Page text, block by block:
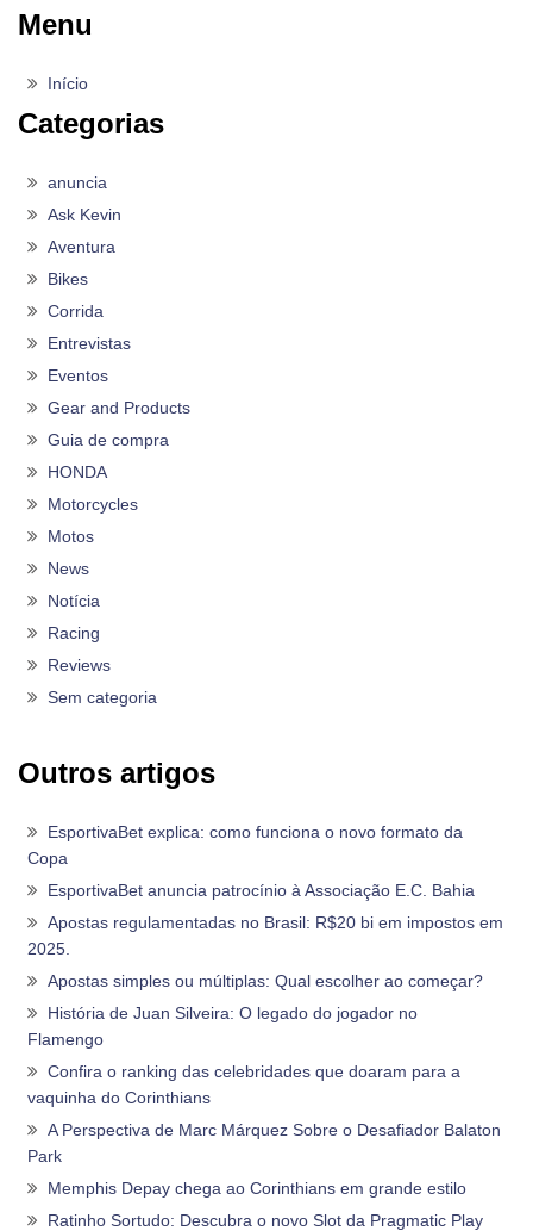
Menu
Início
Categorias
anuncia
Ask Kevin
Aventura
Bikes
Corrida
Entrevistas
Eventos
Gear and Products
Guia de compra
HONDA
Motorcycles
Motos
News
Notícia
Racing
Reviews
Sem categoria
Outros artigos
EsportivaBet explica: como funciona o novo formato da
Copa
EsportivaBet anuncia patrocínio à Associação E.C. Bahia
Apostas regulamentadas no Brasil: R$20 bi em impostos em
2025.
Apostas simples ou múltiplas: Qual escolher ao começar?
História de Juan Silveira: O legado do jogador no
Flamengo
Confira o ranking das celebridades que doaram para a
vaquinha do Corinthians
A Perspectiva de Marc Márquez Sobre o Desafiador Balaton
Park
Memphis Depay chega ao Corinthians em grande estilo
Ratinho Sortudo: Descubra o novo Slot da Pragmatic Play